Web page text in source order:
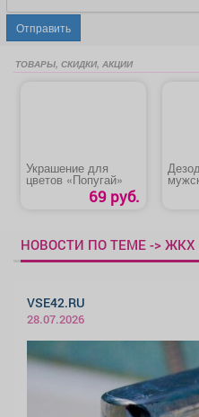
Отправить
ТОВАРЫ, СКИДКИ, АКЦИИ
Украшение для
цветов «Попугай»
69 руб.
НОВОСТИ ПО ТЕМЕ ->
VSE42.RU
28.07.2026